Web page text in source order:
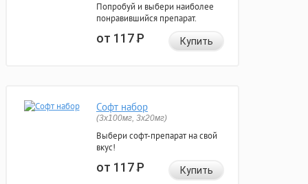
Попробуй и выбери наиболее
понравившийся препарат.
от 117Р Купить
Софт набор
(3x100мг, 3x20мг)
Выбери софт-препарат на свой
вкус!
от 117Р Купить